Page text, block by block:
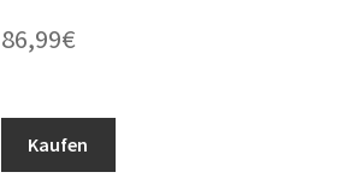
86,99€
Kaufen